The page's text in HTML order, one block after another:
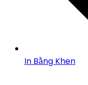
In Bằng Khen